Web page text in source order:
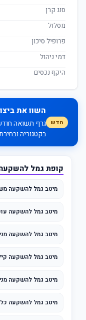
סוג קרן
מסלול
פרופיל סיכון
דמי ניהול
היקף נכסים
חדש
השוו את
גרף תשואה
בקטגוריה
קופת גמל
מיטב גמל להשקעה
מיטב גמל להשקעה
מיטב גמל להשקעה
מיטב גמל להשקעה
מיטב גמל להשקעה
מיטב גמל להשקעה